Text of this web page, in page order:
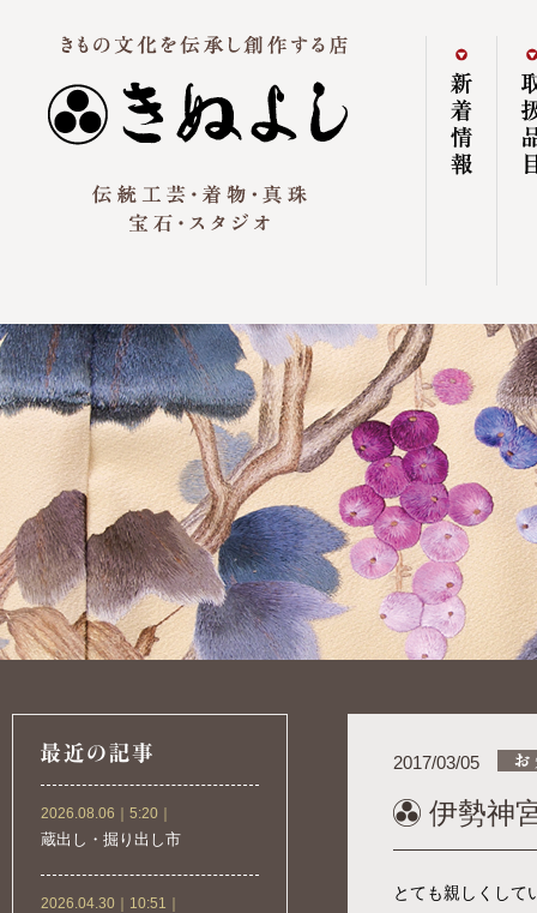
2026.08.06｜5:20｜
蔵出し・掘り出し市
2026.04.30｜10:51｜
2017/03/05
伊勢神
とても親しくして